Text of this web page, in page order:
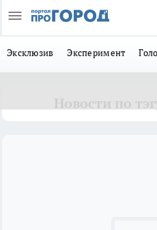
Эксклюзив Эксперимент